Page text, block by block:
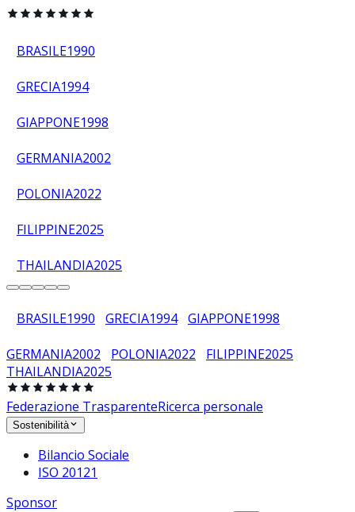
BRASILE1990
GRECIA1994
GIAPPONE1998
GERMANIA2002
POLONIA2022
FILIPPINE2025
THAILANDIA2025
BRASILE1990 GRECIA1994 GIAPPONE1998
GERMANIA2002 POLONIA2022 FILIPPINE2025
THAILANDIA2025
Federazione TrasparenteRicerca personale
Sostenibilità
Bilancio Sociale
ISO 20121
Sponsor